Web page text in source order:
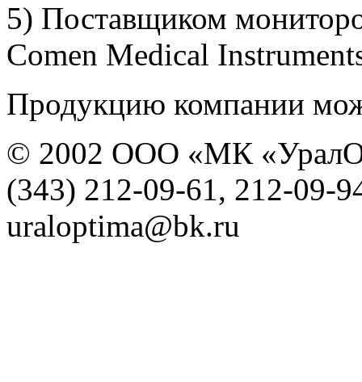
5) Поставщиком
Comen Medical
Продукцию компании
© 2002 ООО «МК
(343) 212-09-61, 212-09-
uraloptima@bk.ru